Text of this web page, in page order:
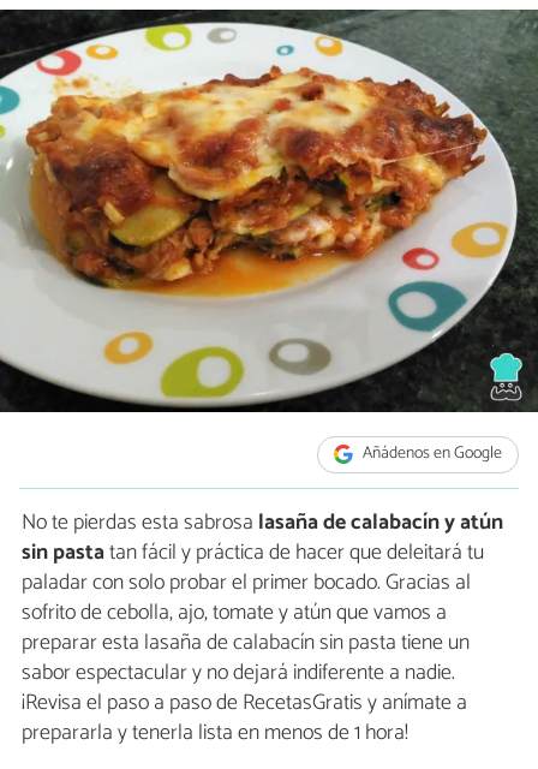
Añádenos en Google
No te pierdas esta sabrosa lasaña de calabacín y atún
sin pastatan fácil y práctica de hacer que deleitará tu
paladar con solo probar el primer bocado. Gracias al
sofrito de cebolla, ajo, tomate y atún que vamos a
preparar esta lasaña de calabacín sin pasta tiene un
sabor espectacular y no dejará indiferente a nadie.
¡Revisa el paso a paso de RecetasGratis y anímate a
prepararla y tenerla lista en menos de 1 hora!